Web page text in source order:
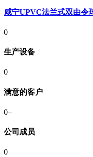
咸宁UPVC法兰式双由令
0
生产设备
0
满意的客户
0+
公司成员
0